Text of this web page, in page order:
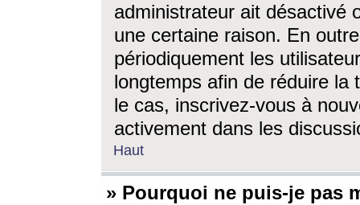
administrateur ait désactivé
une certaine raison. En
périodiquement les
longtemps afin de réduire la
le cas, inscrivez-vous à
activement dans les
Haut
» Pourquoi ne puis-je pas